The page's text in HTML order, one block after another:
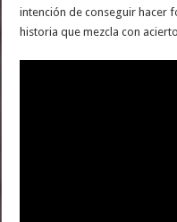
intención de conseguir hacer
historia que mezcla con